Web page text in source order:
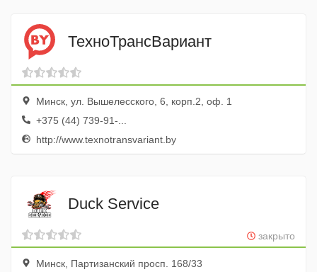
ТехноТрансВариант
Минск, ул. Вышелесского, 6, корп.2, оф. 1
+375 (44) 739-91-...
http://www.texnotransvariant.by
Duck Service
закрыто
Минск, Партизанский просп. 168/33